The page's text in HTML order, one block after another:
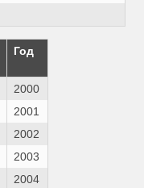
Год
2000
2001
2002
2003
2004